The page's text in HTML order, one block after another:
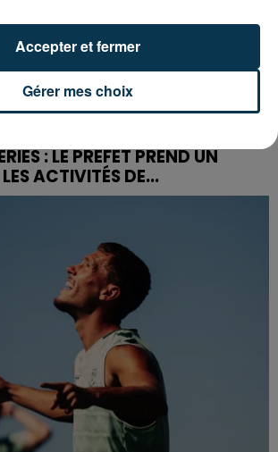
: LE PRÉFÊT PREND UN
ACTIVITÉS DE...
Gérer mes choix
Accepter et fermer